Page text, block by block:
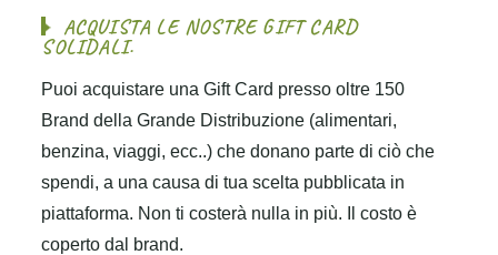
ACQUISTA LE NOSTRE GIFT CARD
SOLIDALI.
Puoi acquistare una Gift Card presso oltre 150
Brand della Grande Distribuzione (alimentari,
benzina, viaggi, ecc..) che donano parte di ciò che
spendi, a una causa di tua scelta pubblicata in
piattaforma. Non ti costerà nulla in più. Il costo è
coperto dal brand.